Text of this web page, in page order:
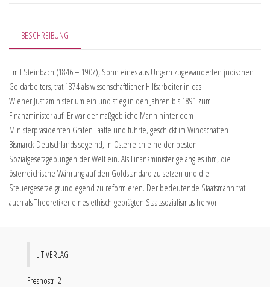
BESCHREIBUNG
Emil Steinbach (1846 – 1907), Sohn eines aus Ungarn zugewanderten jüdischen
Goldarbeiters, trat 1874 als wissenschaftlicher Hilfsarbeiter in das
Wiener Justizministerium ein und stieg in den Jahren bis 1891 zum
Finanzminister auf. Er war der maßgebliche Mann hinter dem
Ministerpräsidenten Grafen Taaffe und führte, geschickt im Windschatten
Bismarck-Deutschlands segelnd, in Österreich eine der besten
Sozialgesetzgebungen der Welt ein. Als Finanzminister gelang es ihm, die
österreichische Währung auf den Goldstandard zu setzen und die
Steuergesetze grundlegend zu reformieren. Der bedeutende Staatsmann trat
auch als Theoretiker eines ethisch geprägten Staatssozialismus hervor.
LIT VERLAG
Fresnostr. 2